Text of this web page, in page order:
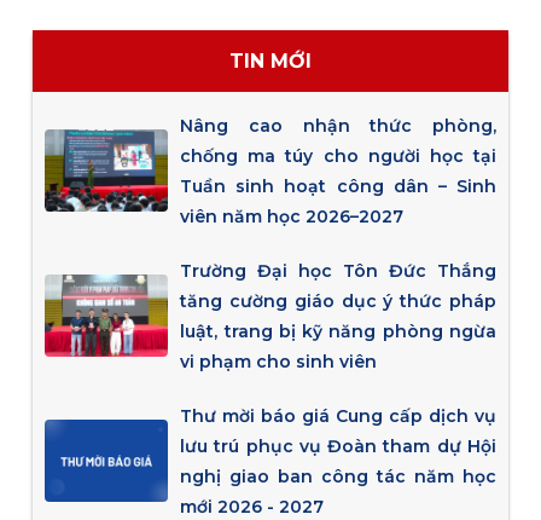
TIN MỚI
Nâng cao nhận thức phòng,
chống ma túy cho người học tại
Tuần sinh hoạt công dân – Sinh
viên năm học 2026–2027
Trường Đại học Tôn Đức Thắng
tăng cường giáo dục ý thức pháp
luật, trang bị kỹ năng phòng ngừa
vi phạm cho sinh viên
Thư mời báo giá Cung cấp dịch vụ
lưu trú phục vụ Đoàn tham dự Hội
nghị giao ban công tác năm học
mới 2026 - 2027